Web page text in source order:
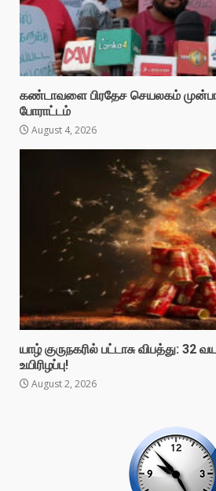
கண்டாவளை பிரதேச செயலகம்
போராட்டம்
August 4, 2026
யாழ் குருநகரில் பட்டாசு விபத்து: 32
உயிரிழப்பு!
August 2, 2026